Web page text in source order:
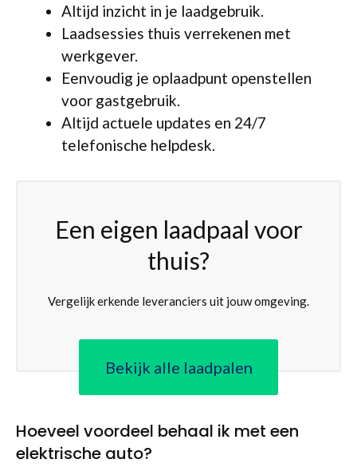
Altijd inzicht in je laadgebruik.
Laadsessies thuis verrekenen met
werkgever.
Eenvoudig je oplaadpunt openstellen
voor gastgebruik.
Altijd actuele updates en 24/7
telefonische helpdesk.
Een eigen laadpaal voor
thuis?
Vergelijk erkende leveranciers uit jouw omgeving.
Bekijk alle laadpalen
Hoeveel voordeel behaal ik met een
elektrische auto?